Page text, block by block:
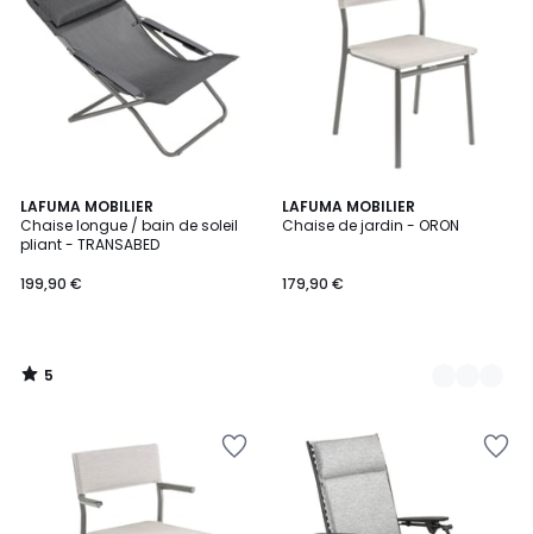
LAFUMA MOBILIER
Chaise longue / bain de soleil
pliant - TRANSABED
199,90 €
5
/
5
5
/
LAFUMA MOBILIER
Chaise de jardin - ORON
179,90 €
2
Couleurs